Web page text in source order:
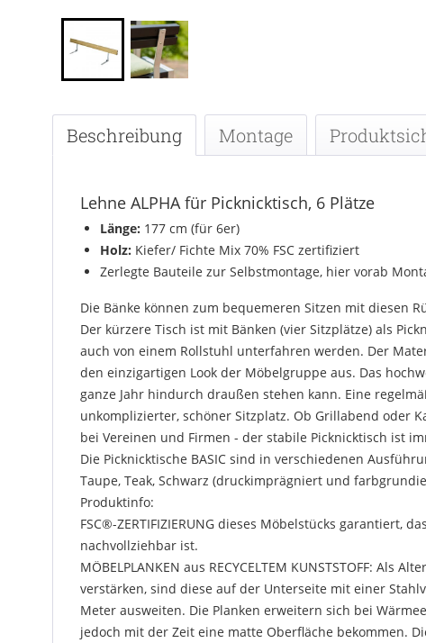
Beschreibung Montage
Lehne ALPHA für Picknicktisch, 6 Plätze
Länge: 177 cm (für 6er)
Holz: Kiefer/ Fichte Mix 70% FSC zertifiziert
Zerlegte Bauteile zur Selbstmontage, hier vorab
Die Bänke können zum bequemeren Sitzen mit diesen
Der kürzere Tisch ist mit Bänken (vier Sitzplätze) als
auch von einem Rollstuhl unterfahren werden. Der
den einzigartigen Look der Möbelgruppe aus. Das
ganze Jahr hindurch draußen stehen kann. Eine
unkomplizierter, schöner Sitzplatz. Ob Grillabend oder
bei Vereinen und Firmen - der stabile Picknicktisch ist
Die Picknicktische BASIC sind in verschiedenen
Taupe, Teak, Schwarz (druckimprägniert und
Produktinfo:
FSC®-ZERTIFIZIERUNG dieses Möbelstücks
nachvollziehbar ist.
MÖBELPLANKEN aus RECYCELTEM KUNSTSTOFF:
verstärken, sind diese auf der Unterseite mit einer
Meter ausweiten. Die Planken erweitern sich bei
jedoch mit der Zeit eine matte Oberfläche bekommen.